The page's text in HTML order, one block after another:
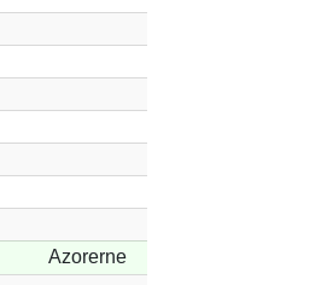
Azorerne